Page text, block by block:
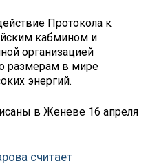
Протокола к
кабмином и
организацией
размерам в мире
энергий.
в Женеве 16 апреля
считает